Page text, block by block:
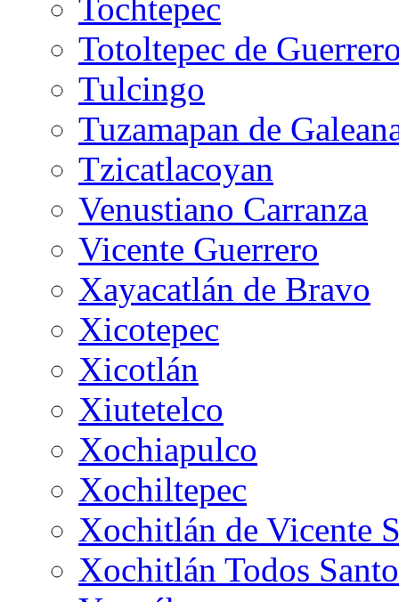
Tochtepec
Totoltepec de
Tulcingo
Tuzamapan de
Tzicatlacoyan
Venustiano Carranza
Vicente Guerrero
Xayacatlán de Bravo
Xicotepec
Xicotlán
Xiutetelco
Xochiapulco
Xochiltepec
Xochitlán de Vicente
Xochitlán Todos